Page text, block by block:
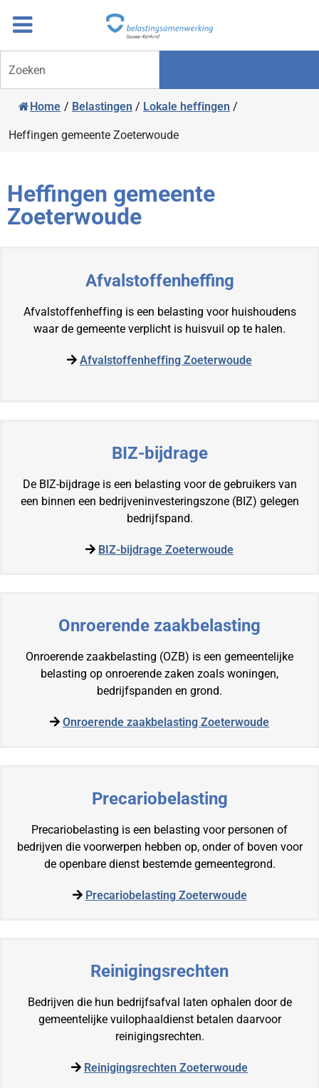
naar
inhoud
door
naar
navigatie
Zoeken
Home / Belastingen / Lokale heffingen /
Heffingen gemeente Zoeterwoude
Heffingen gemeente
Zoeterwoude
Afvalstoffenheffing
Afvalstoffenheffing is een belasting voor huishoudens
waar de gemeente verplicht is huisvuil op te halen.
Afvalstoffenheffing Zoeterwoude
BIZ-bijdrage
De BIZ-bijdrage is een belasting voor de gebruikers van
een binnen een bedrijveninvesteringszone (BIZ) gelegen
bedrijfspand.
BIZ-bijdrage Zoeterwoude
Onroerende zaakbelasting
Onroerende zaakbelasting (OZB) is een gemeentelijke
belasting op onroerende zaken zoals woningen,
bedrijfspanden en grond.
Onroerende zaakbelasting Zoeterwoude
Precariobelasting
Precariobelasting is een belasting voor personen of
bedrijven die voorwerpen hebben op, onder of boven voor
de openbare dienst bestemde gemeentegrond.
Precariobelasting Zoeterwoude
Reinigingsrechten
Bedrijven die hun bedrijfsafval laten ophalen door de
gemeentelijke vuilophaaldienst betalen daarvoor
reinigingsrechten.
Reinigingsrechten Zoeterwoude